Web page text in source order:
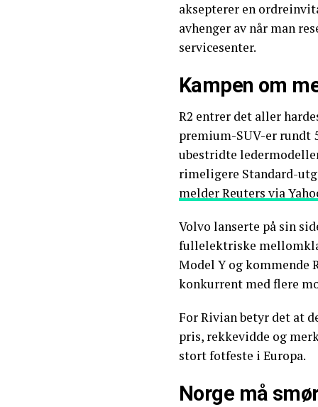
aksepterer en
avhenger av når man
servicesenter.
Kampen om
R2 entrer det aller
premium-SUV-er rundt
ubestridte
rimeligere Standard-
melder Reuters via
Volvo lanserte på sin
fullelektriske
Model Y og kommende
konkurrent med flere
For Rivian betyr det at
pris, rekkevidde og
stort fotfeste i Europa.
Norge må